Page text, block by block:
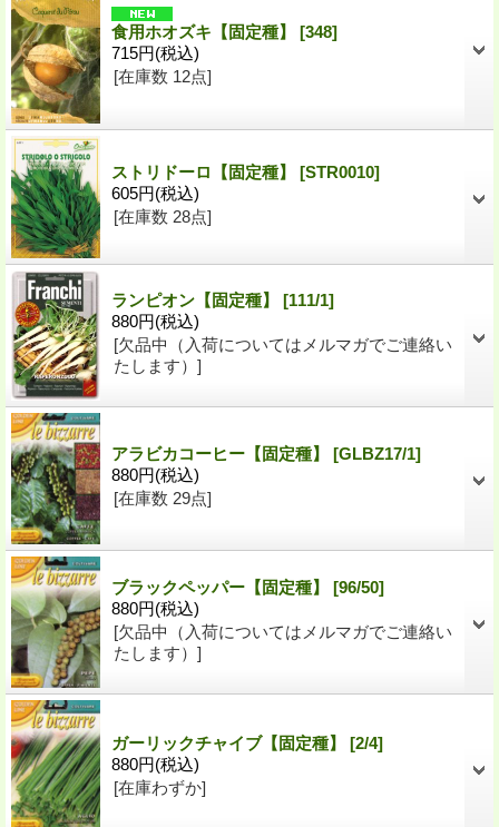
食用ホオズキ【固定種】 [348]
715円(税込)
[在庫数 12点]
ストリドーロ【固定種】 [STR0010]
605円(税込)
[在庫数 28点]
ランピオン【固定種】 [111/1]
880円(税込)
[欠品中（入荷についてはメルマガでご連絡い
たします）]
アラビカコーヒー【固定種】 [GLBZ17/1]
880円(税込)
[在庫数 29点]
ブラックペッパー【固定種】 [96/50]
880円(税込)
[欠品中（入荷についてはメルマガでご連絡い
たします）]
ガーリックチャイブ【固定種】 [2/4]
880円(税込)
[在庫わずか]